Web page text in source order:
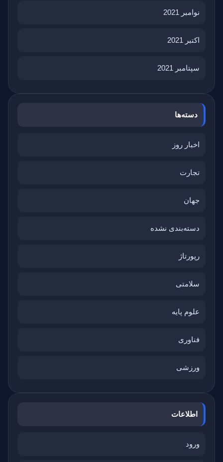
نوامبر 2021
اکتبر 2021
سپتامبر 2021
دسته‌ها
اخبار روز
تجارت
جهان
دسته‌بندی نشده
رپورتاژ
سلامتی
علوم پایه
فناوری
ورزشی
اطلاعات
ورود